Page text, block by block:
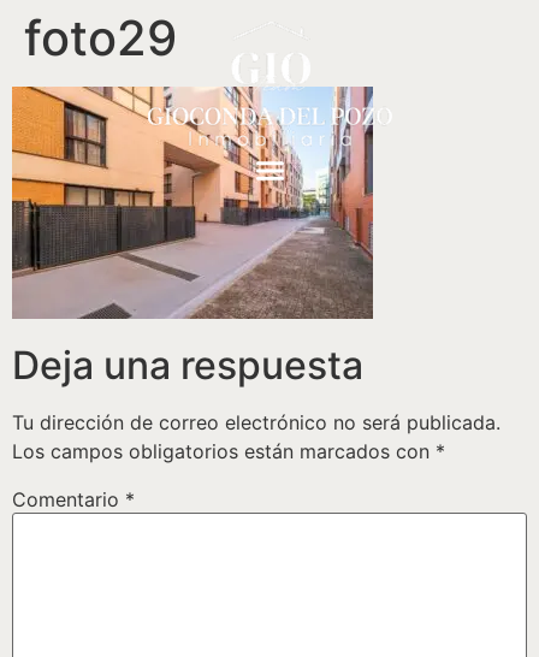
foto29
Deja una respuesta
Tu dirección de correo electrónico no será publicada.
Los campos obligatorios están marcados con *
Comentario *